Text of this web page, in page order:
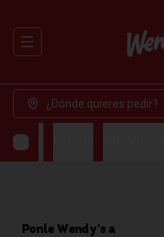
Abrir menu de navegación
¿Dónde quieres pedir?
Ponle Wendy's a